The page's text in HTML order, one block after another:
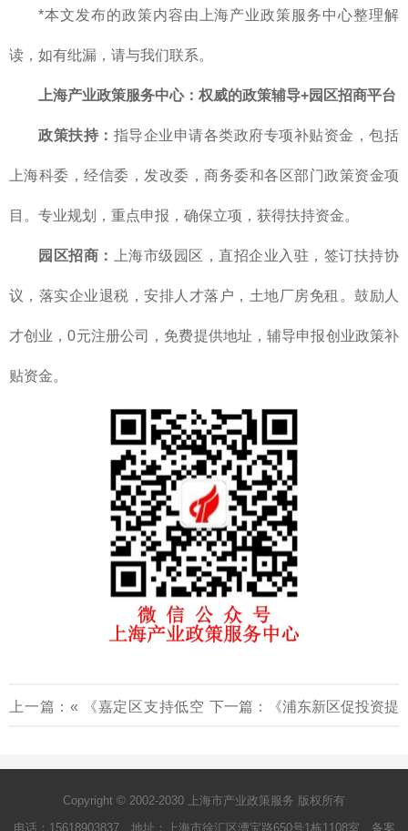
*本文发布的政策内容由上海产业政策服务中心整理解
读，如有纰漏，请与我们联系。
上海产业政策服务中心： 权威的政策辅导+园区招商平台
政策扶持： 指导企业申请各类政府专项补贴资金，包括
上海科委，经信委，发改委，商务委和各区部门政策资金项
目。专业规划，重点申报，确保立项，获得扶持资金。
园区招商： 上海市级园区，直招企业入驻，签订扶持协
议，落实企业退税，安排人才落户，土地厂房免租。鼓励人
才创业，0元注册公司，免费提供地址，辅导申报创业政策补
贴资金。
上一篇：« 《嘉定区支持低空
（试行）》2025-2027
下一篇： 《浦东新区促投资提
Copyright © 2002-2030 上海市产业政策服务 版权所有
电话：15618903837 地址：上海市徐汇区漕宝路650号1栋1108室 备案